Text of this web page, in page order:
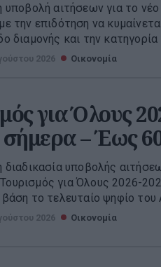
υποβολή αιτήσεων για το
την επιδότηση να
διαμονής και την κατηγορία
2026 Οικονομία
για Όλους
σήμερα – Έως
διαδικασία υποβολής
για Όλους 2026-
το τελευταίο ψηφίο
2026 Οικονομία